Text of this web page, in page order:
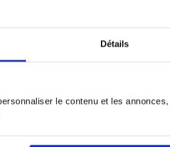
Détails
le contenu et les